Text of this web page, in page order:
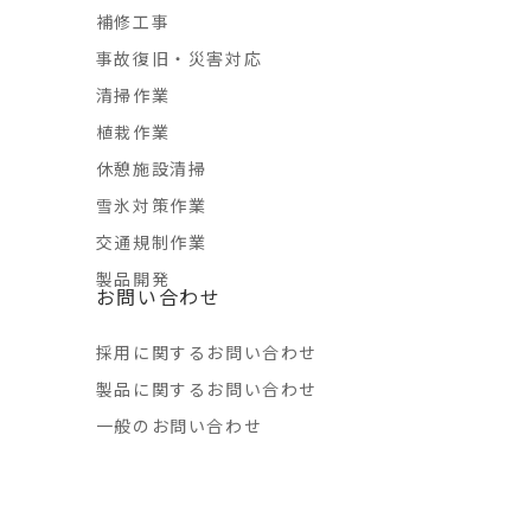
補修工事
事故復旧・災害対応
清掃作業
植栽作業
休憩施設清掃
雪氷対策作業
交通規制作業
製品開発
お問い合わせ
採用に関するお問い合わせ
製品に関するお問い合わせ
一般のお問い合わせ